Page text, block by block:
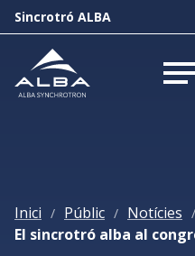
Sincrotró ALBA
Inici / Públic / Notícies /